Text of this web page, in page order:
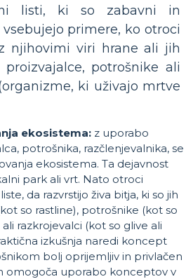
listi, ki so zabavni in
primere, ko otroci
njihovimi viri hrane ali jih
potrošnike ali
ki uživajo mrtve
ekosistema: z uporabo
potrošnika, razčlenjevalnika, se
ekosistema. Ta dejavnost
park ali vrt. Nato otroci
da razvrstijo živa bitja, ki so jih
so rastline), potrošnike (kot so
razkrojevalci (kot so glive ali
izkušnja naredi koncept
bolj oprijemljiv in privlačen
omogoča uporabo konceptov v